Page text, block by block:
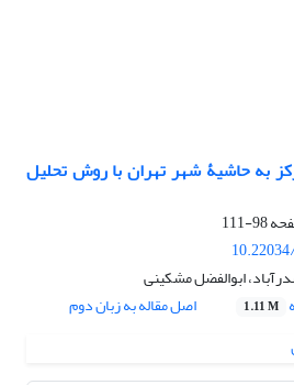
به حاشیۀ شهر تهران با روش تحلیل
98-111
ابوالفضل مشکینی
1.11 M اصل مقاله به زبان دوم